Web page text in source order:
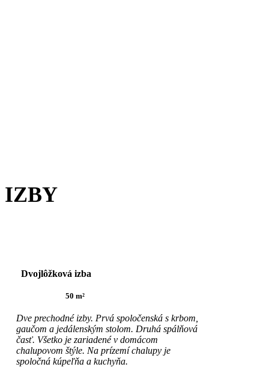
IZBY
Dvojlôžková izba
50 m²
Dve prechodné izby. Prvá spoločenská s krbom,
gaučom a jedálenským stolom. Druhá spálňová
časť. Všetko je zariadené v domácom
chalupovom štýle. Na prízemí chalupy je
spoločná kúpeľňa a kuchyňa.